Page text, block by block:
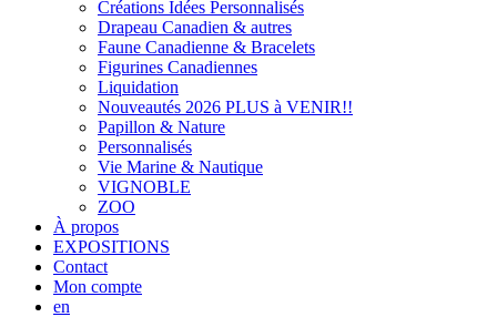
Créations Idées Personnalisés
Drapeau Canadien & autres
Faune Canadienne & Bracelets
Figurines Canadiennes
Liquidation
Nouveautés 2026 PLUS à VENIR!!
Papillon & Nature
Personnalisés
Vie Marine & Nautique
VIGNOBLE
ZOO
À propos
EXPOSITIONS
Contact
Mon compte
en